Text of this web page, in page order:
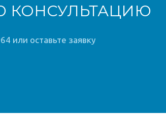
КОНСУЛЬТАЦИЮ
или оставьте заявку